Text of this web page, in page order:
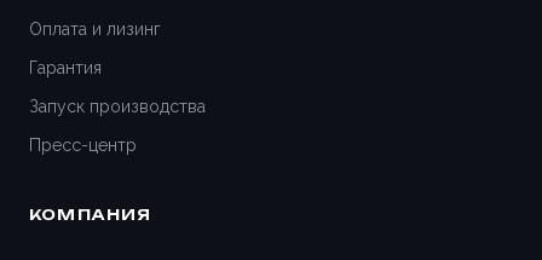
Оплата и лизинг
Гарантия
Запуск производства
Пресс-центр
КОМПАНИЯ